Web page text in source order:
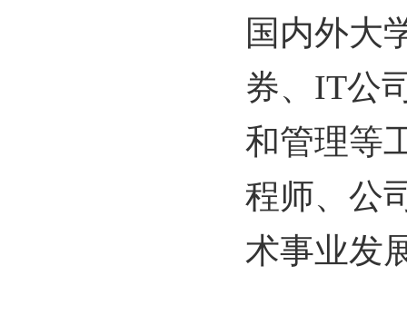
国内外大
券、 IT公
和管理等
程师、公
术事业发